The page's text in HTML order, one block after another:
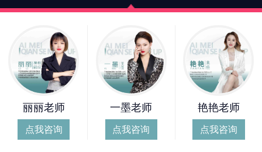
丽丽老师
点我咨询
一墨老师
点我咨询
艳艳老师
点我咨询